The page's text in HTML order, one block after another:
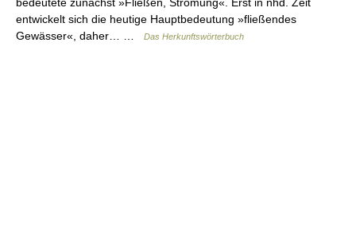
entwickelt sich die heutige Hauptbedeutung »fließendes
Gewässer«, daher… …
Das Herkunftswörterbuch